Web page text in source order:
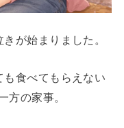
が始まりました。
食べてもらえない
方の家事。